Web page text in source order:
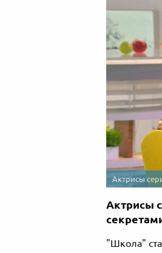
Актрисы
Актрисы
"Школа"